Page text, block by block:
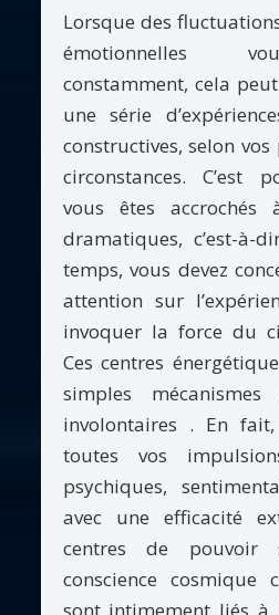
Lorsque des
émotionnelles
constamment, cela
une série
constructives, selon
circonstances. C’est
vous êtes accrochés
dramatiques, c’est-
temps, vous devez
attention sur
invoquer la force du
Ces centres
simples
involontaires . En
toutes vos
psychiques,
avec une efficacité
centres de pouvoir
conscience cosmique